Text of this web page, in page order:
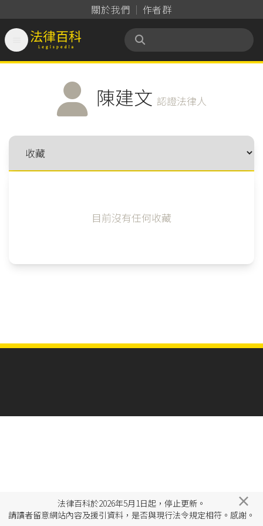
關於我們 作者群
法律百科 Legispedia
陳建文 認證法律人
目前沒有任何收藏
法律百科於2026年5月1日起，停止更新。
請讀者留意網站內容及援引資料，是否與現行法令規定相符。感謝。
×